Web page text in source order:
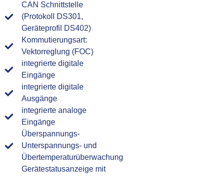
CAN Schnittstelle
(Protokoll DS301,
Geräteprofil DS402)
Kommutierungsart:
Vektorreglung (FOC)
integrierte digitale
Eingänge
integrierte digitale
Ausgänge
integrierte analoge
Eingänge
Überspannungs-
Unterspannungs- und
Übertemperaturüberwachung
Gerätestatusanzeige mit